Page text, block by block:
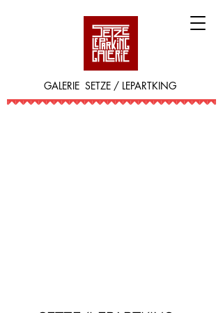
GALERIE SETZE / LEPARTKING